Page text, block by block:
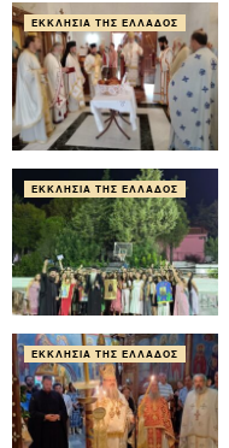
ΕΚΚΛΗΣΊΑ ΤΗΣ ΕΛΛΆΔΟΣ
ΕΚΚΛΗΣΊΑ ΤΗΣ ΕΛΛΆΔΟΣ
ΕΚΚΛΗΣΊΑ ΤΗΣ ΕΛΛΆΔΟΣ